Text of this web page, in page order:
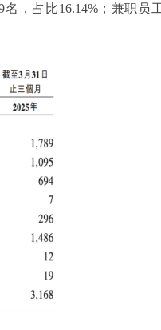
，占比16.14%；兼职员